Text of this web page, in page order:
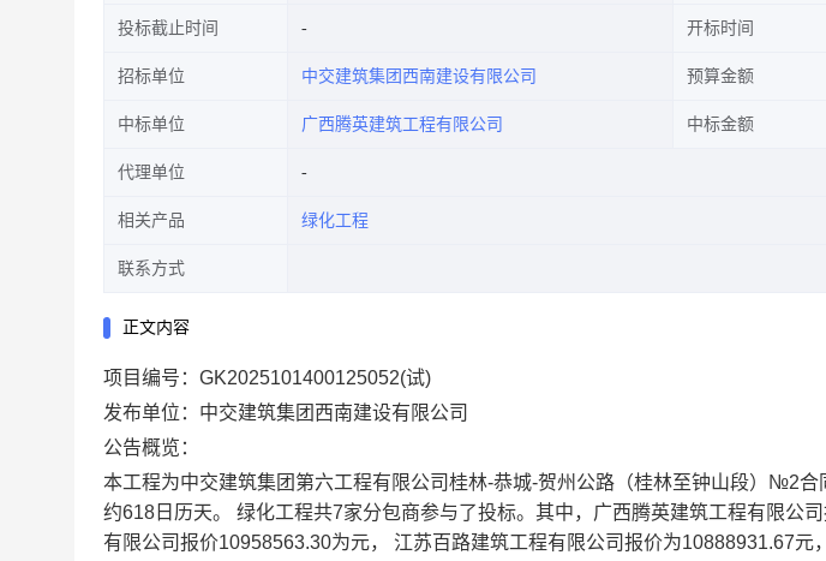
投标截止时间 开标时间
招标单位 中交建筑集团西南建设有限公司 预算金额
中标单位 广西腾英建筑工程有限公司 中标金额
代理单位
相关产品 绿化工程
联系方式
正文内容
项目编号：GK2025101400125052(试)
发布单位：中交建筑集团西南建设有限公司
公告概览：
本工程为中交建筑集团第六工程有限公司桂林-恭城-贺州公路（桂林至钟山段）№2合
约618日历天。 绿化工程共7家分包商参与了投标。其中，广西腾英建筑工程有限公
有限公司报价10958563.30为元， 江苏百路建筑工程有限公司报价为10888931.67元